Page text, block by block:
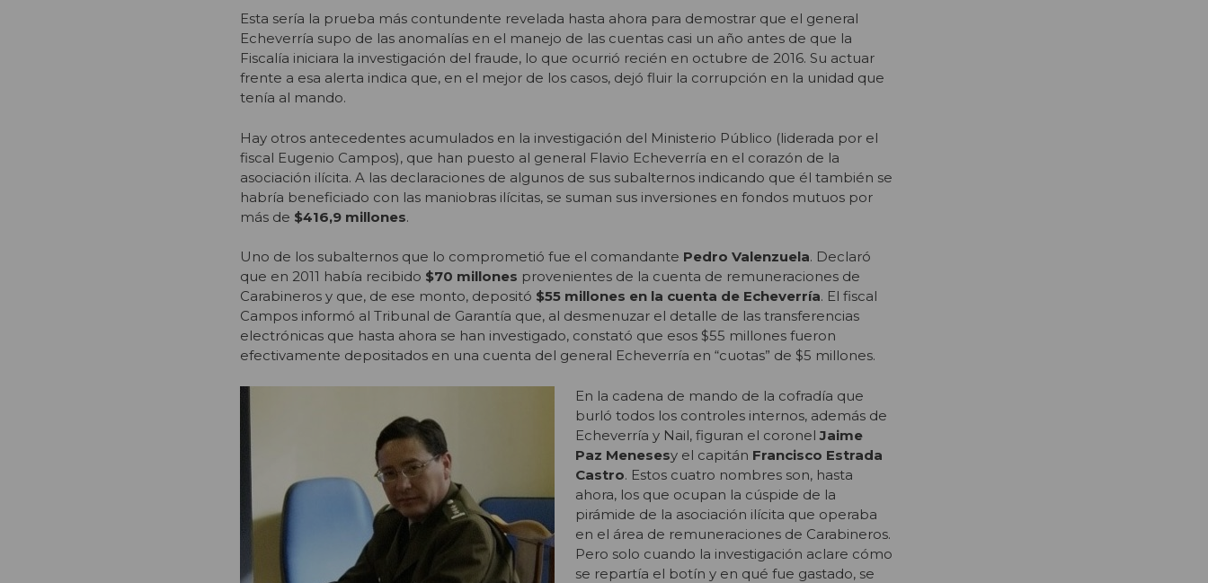
Esta sería la prueba más contundente revelada hasta ahora para demostrar que el general
Echeverría supo de las anomalías en el manejo de las cuentas casi un año antes de que la
Fiscalía iniciara la investigación del fraude, lo que ocurrió recién en octubre de 2016. Su actuar
frente a esa alerta indica que, en el mejor de los casos, dejó fluir la corrupción en la unidad que
tenía al mando.
Hay otros antecedentes acumulados en la investigación del Ministerio Público (liderada por el
fiscal Eugenio Campos), que han puesto al general Flavio Echeverría en el corazón de la
asociación ilícita. A las declaraciones de algunos de sus subalternos indicando que él también se
habría beneficiado con las maniobras ilícitas, se suman sus inversiones en fondos mutuos por
más de $416,9 millones.
Uno de los subalternos que lo comprometió fue el comandante Pedro Valenzuela. Declaró
que en 2011 había recibido $70 millones provenientes de la cuenta de remuneraciones de
Carabineros y que, de ese monto, depositó $55 millones en la cuenta de Echeverría. El fiscal
Campos informó al Tribunal de Garantía que, al desmenuzar el detalle de las transferencias
electrónicas que hasta ahora se han investigado, constató que esos $55 millones fueron
efectivamente depositados en una cuenta del general Echeverría en “cuotas” de $5 millones.
En la cadena de mando de la cofradía que
burló todos los controles internos, además de
Echeverría y Nail, figuran el coronelJaime
Paz Menesesy el capitán Francisco Estrada
Castro. Estos cuatro nombres son, hasta
ahora, los que ocupan la cúspide de la
pirámide de la asociación ilícita que operaba
en el área de remuneraciones de Carabineros.
Pero solo cuando la investigación aclare cómo
se repartía el botín y en qué fue gastado, se